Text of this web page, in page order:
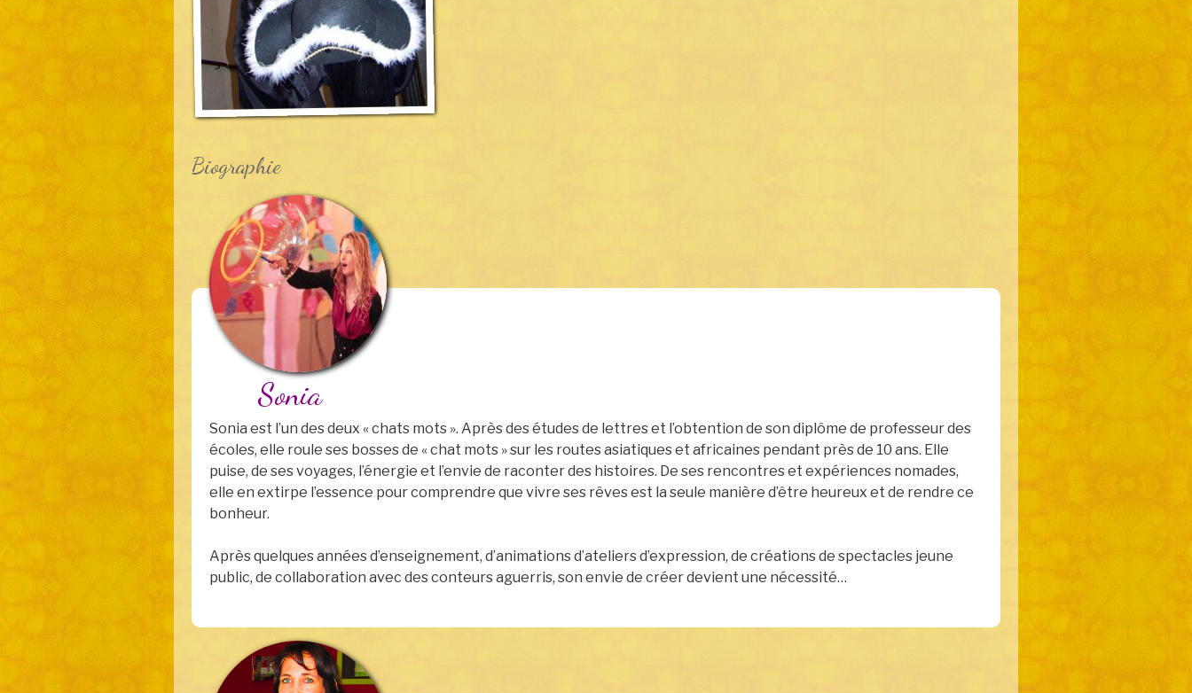
Biographie
Sonia
Sonia est l’un des deux « chats mots ». Après des études de lettres et l’obtention de son diplôme de professeur des
écoles, elle roule ses bosses de « chat mots » sur les routes asiatiques et africaines pendant près de 10 ans. Elle
puise, de ses voyages, l’énergie et l’envie de raconter des histoires. De ses rencontres et expériences nomades,
elle en extirpe l’essence pour comprendre que vivre ses rêves est la seule manière d’être heureux et de rendre ce
bonheur.
Après quelques années d’enseignement, d’animations d’ateliers d’expression, de créations de spectacles jeune
public, de collaboration avec des conteurs aguerris, son envie de créer devient une nécessité…